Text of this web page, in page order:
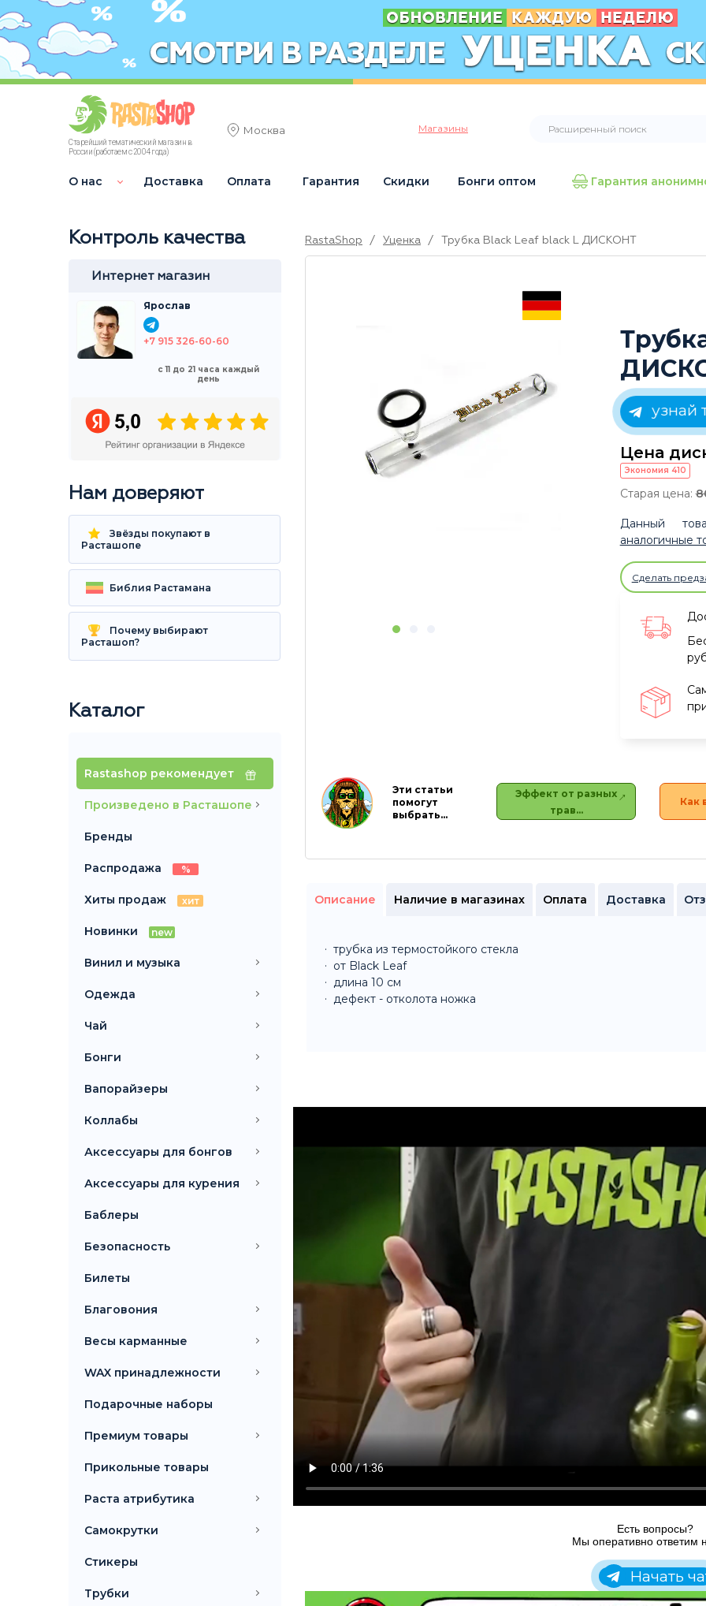
Старейший тематический магазин в
России (работаем с 2004 года)
Москва Магазины
О нас Доставка Оплата Гарантия Скидки Бонги оптом Гарантия
Контроль качества
Интернет магазин
Ярослав
+7 915 326-60-60
с 11 до 21 часа каждый
день
Нам доверяют
Звёзды покупают в
Расташопе
Библия Растамана
Почему выбирают
Расташоп?
Каталог
Rastashop рекомендует
Произведено в Расташопе
Бренды
Распродажа %
Хиты продаж хит
Новинки new
Винил и музыка
Одежда
Чай
Бонги
Вапорайзеры
Коллабы
Аксессуары для бонгов
Аксессуары для курения
Баблеры
Безопасность
Билеты
Благовония
Весы карманные
WAX принадлежности
Подарочные наборы
Премиум товары
Прикольные товары
Раста атрибутика
Самокрутки
Стикеры
Трубки
RastaShop / Уценка / Трубка Black Leaf black L ДИСКОНТ
узнай
Цена
Экономия 410
Старая цена:
Данный
аналогичные
Сделать
Эти статьи
помогут
выбрать…
Эффект от разных
трав…
Как
Описание
трубка из термостойкого стекла
от Black Leaf
длина 10 см
дефект - отколота ножка
Наличие в магазинах Оплата Доставка
Есть вопросы?
Мы оперативно ответим
Начать